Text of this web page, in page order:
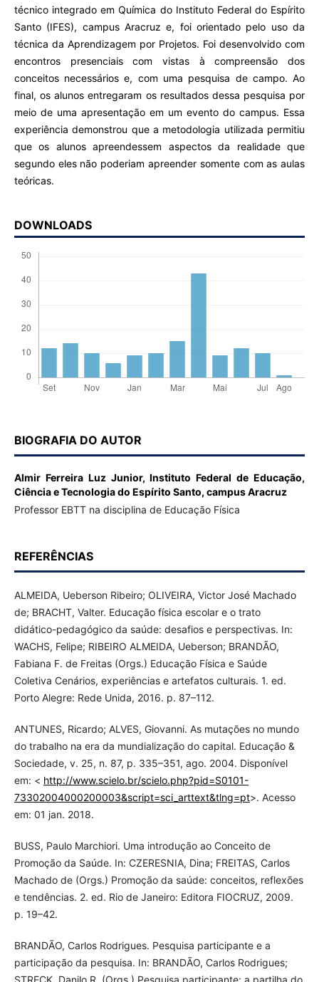
técnico integrado em Química do Instituto Federal do Espírito
Santo (IFES), campus Aracruz e, foi orientado pelo uso da
técnica da Aprendizagem por Projetos. Foi desenvolvido com
encontros presenciais com vistas à compreensão dos
conceitos necessários e, com uma pesquisa de campo. Ao
final, os alunos entregaram os resultados dessa pesquisa por
meio de uma apresentação em um evento do campus. Essa
experiência demonstrou que a metodologia utilizada permitiu
que os alunos apreendessem aspectos da realidade que
segundo eles não poderiam apreender somente com as aulas
teóricas.
DOWNLOADS
BIOGRAFIA DO AUTOR
Almir Ferreira Luz Junior,Instituto Federal de Educação,
Ciência e Tecnologia do Espírito Santo, campus Aracruz
Professor EBTT na disciplina de Educação Física
REFERÊNCIAS
ALMEIDA, Ueberson Ribeiro; OLIVEIRA, Victor José Machado
de; BRACHT, Valter. Educação física escolar e o trato
didático-pedagógico da saúde: desafios e perspectivas. In:
WACHS, Felipe; RIBEIRO ALMEIDA, Ueberson; BRANDÃO,
Fabiana F. de Freitas (Orgs.) Educação Física e Saúde
Coletiva Cenários, experiências e artefatos culturais. 1. ed.
Porto Alegre: Rede Unida, 2016. p. 87–112.
ANTUNES, Ricardo; ALVES, Giovanni. As mutações no mundo
do trabalho na era da mundialização do capital. Educação &
Sociedade, v. 25, n. 87, p. 335–351, ago. 2004. Disponível
em: < http://www.scielo.br/scielo.php?pid=S0101-
73302004000200003&script=sci_arttext&tlng=pt>. Acesso
em: 01 jan. 2018.
BUSS, Paulo Marchiori. Uma introdução ao Conceito de
Promoção da Saúde. In: CZERESNIA, Dina; FREITAS, Carlos
Machado de (Orgs.) Promoção da saúde: conceitos, reflexões
e tendências. 2. ed. Rio de Janeiro: Editora FIOCRUZ, 2009.
p. 19–42.
BRANDÃO, Carlos Rodrigues. Pesquisa participante e a
participação da pesquisa. In: BRANDÃO, Carlos Rodrigues;